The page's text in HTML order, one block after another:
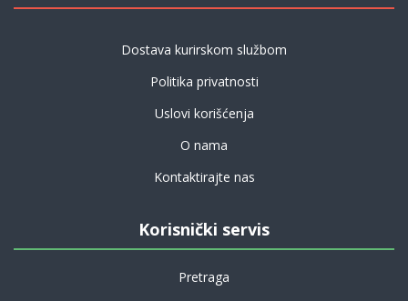
Dostava kurirskom službom
Politika privatnosti
Uslovi korišćenja
O nama
Kontaktirajte nas
Korisnički servis
Pretraga